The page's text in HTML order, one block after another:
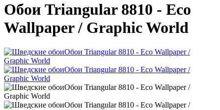
Обои Triangular 8810 - Eco
Wallpaper / Graphic World